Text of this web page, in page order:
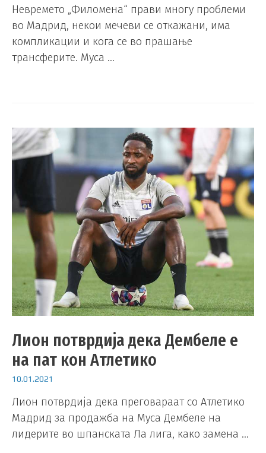
Невремето „Филомена“ прави многу проблеми
во Мадрид, некои мечеви се откажани, има
компликации и кога се во прашање
трансферите. Муса …
Лион потврдија дека Дембеле е
на пат кон Атлетико
10.01.2021
Лион потврдија дека преговараат со Атлетико
Мадрид за продажба на Муса Дембеле на
лидерите во шпанската Ла лига, како замена …